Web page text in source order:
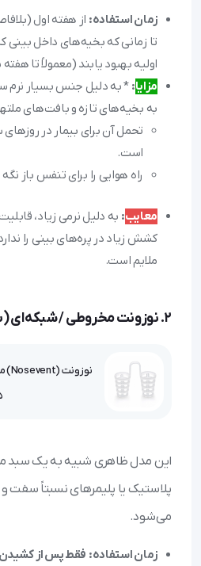
زمان استفاده: از هفته اول
تا زمانی که بخیه‌های داخل
اولیه بهبود یابند (معمولاً تا
مزایا: * به دلیل جنس بسیار نرم
به بخیه‌های تازه و بافت‌های
تحمل آن برای بیمار در
است.
راه هوایی را برای تنفس باز
معایب: به دلیل نرمی زیاد،
کشش زیاد در پره‌های بینی را
ملایم است.
۲. نوزونت مخروطی / شبکه‌ای (بسکت)
نوزونت (Nosevent) مخروطی سیلیکونی
این مدل ظاهری شبیه به یک سبد
پلاستیک یا پلیمرهای نسبتاً سفت و
می‌شود.
زمان استفاده: فقط پس از کشیدن